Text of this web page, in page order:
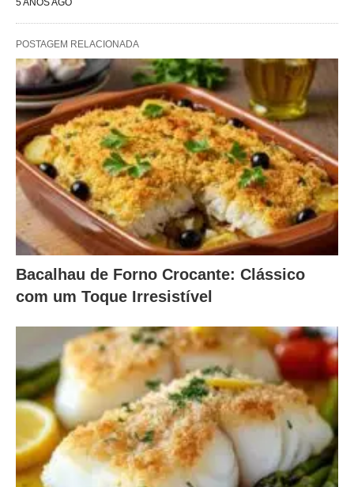
5 ANOS AGO
POSTAGEM RELACIONADA
Bacalhau de Forno Crocante: Clássico
com um Toque Irresistível